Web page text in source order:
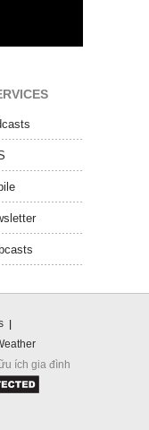
ích gia đình